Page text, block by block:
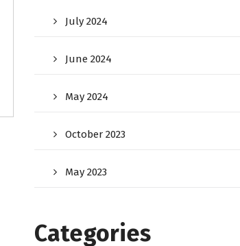
July 2024
June 2024
May 2024
October 2023
May 2023
Categories